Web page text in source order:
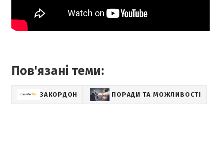
Пов'язані теми:
ЗАКОРДОН ПОРАДИ ТА МОЖЛИВОСТІ